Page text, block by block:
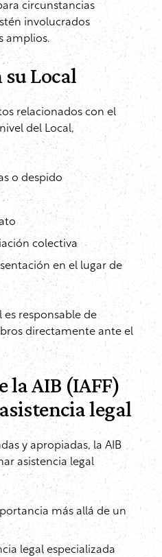
circunstancias
involucrados
amplios.
su Local
relacionados con el
del Local,
o despido
colectiva
en el lugar de
es responsable de
directamente ante el
la AIB (IAFF)
legal
y apropiadas, la AIB
asistencia legal
más allá de un
legal especializada